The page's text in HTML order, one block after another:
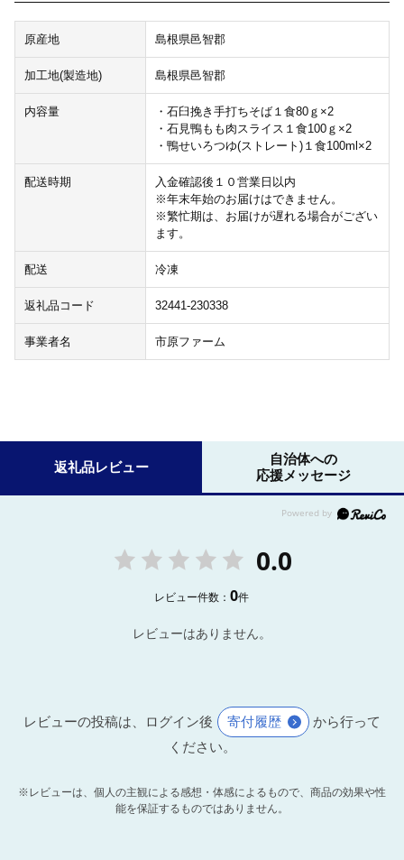
原産地 島根県邑智郡
加工地(製造地) 島根県邑智郡
内容量
・石臼挽き手打ちそば１食80ｇ×2
・石見鴨もも肉スライス１食100ｇ×2
・鴨せいろつゆ(ストレート)１食100ml×2
配送時期
入金確認後１０営業日以内
※年末年始のお届けはできません。
※繁忙期は、お届けが遅れる場合がござい
ます。
配送 冷凍
返礼品コード 32441-230338
事業者名 市原ファーム
返礼品レビュー
自治体への
応援メッセージ
0.0
レビュー件数：0件
レビューはありません。
レビューの投稿は、ログイン後 寄付履歴
から行って
ください。
※レビューは、個人の主観による感想・体感によるもので、商品の効果や性
能を保証するものではありません。